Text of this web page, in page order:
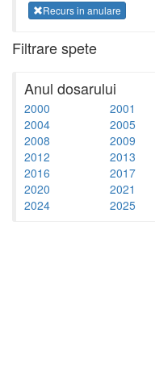
Recurs in anulare
Filtrare spete
Anul dosarului
2000 2001
2004
2005
2008
2009
2012
2013
2016
2017
2020
2021
2024
2025